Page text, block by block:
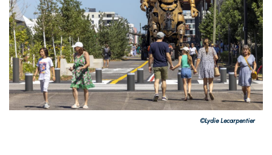
©Lydie Lecarpentier